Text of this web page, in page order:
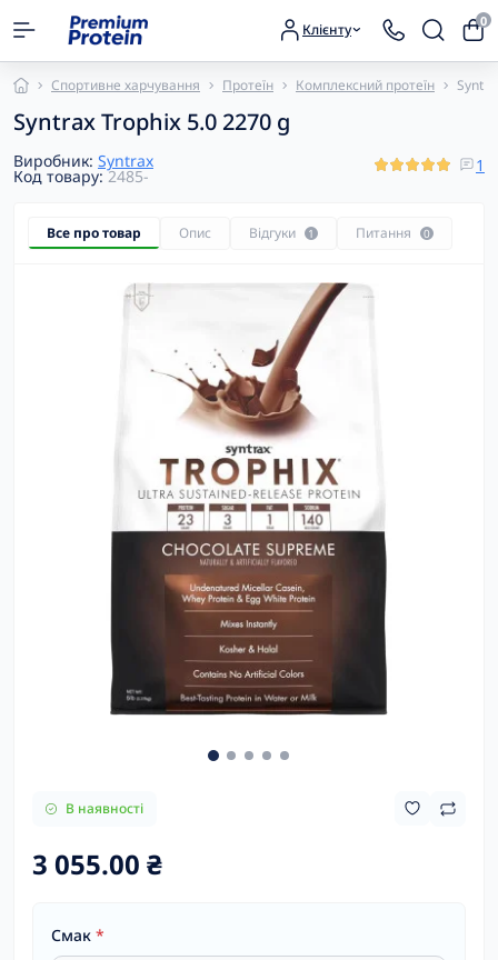
Клієнту 0
Спортивне харчування Протеїн Комплексний протеїн
Syntrax Trophix 5.0 2270 g
Виробник: Syntrax
Код товару:2485-
1
Все про товар Опис Відгуки 1 Питання 0
В наявності
3 055.00 ₴
Смак *